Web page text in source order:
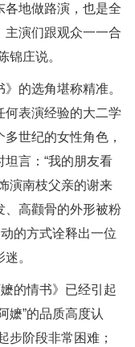
各地做路演，也是全
主演们跟观众一一合
锦庄说。
的选角堪称精准。
何表演经验的大二学
世纪的女性角色，
言：“我的朋友看
演南枝父亲的谢来
、高颧骨的外形被粉
的方式诠释出一位
。
的情书》已经引起
嬷”的品质高度认
步阶段非常困难；